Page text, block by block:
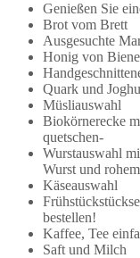
Genießen Sie
Brot vom Brett
Ausgesuchte
Honig von
Quark und
Müsliauswahl
Biokörnerecke
quetschen-
Wurstauswahl
Wurst und
Käseauswahl
bestellen!
Kaffee, Tee
Saft und Milch